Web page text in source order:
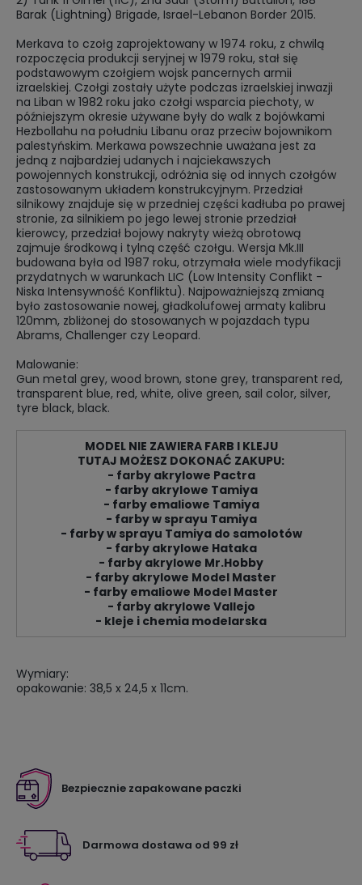
Barak (Lightning) Brigade, Israel-Lebanon Border 2015.
Merkava to czołg zaprojektowany w 1974 roku, z chwilą
rozpoczęcia produkcji seryjnej w 1979 roku, stał się
podstawowym czołgiem wojsk pancernych armii
izraelskiej. Czołgi zostały użyte podczas izraelskiej inwazji
na Liban w 1982 roku jako czołgi wsparcia piechoty, w
późniejszym okresie używane były do walk z bojówkami
Hezbollahu na południu Libanu oraz przeciw bojownikom
palestyńskim. Merkawa powszechnie uważana jest za
jedną z najbardziej udanych i najciekawszych
powojennych konstrukcji, odróżnia się od innych czołgów
zastosowanym układem konstrukcyjnym. Przedział
silnikowy znajduje się w przedniej części kadłuba po prawej
stronie, za silnikiem po jego lewej stronie przedział
kierowcy, przedział bojowy nakryty wieżą obrotową
zajmuje środkową i tylną część czołgu. Wersja Mk.III
budowana była od 1987 roku, otrzymała wiele modyfikacji
przydatnych w warunkach LIC (Low Intensity Conflikt -
Niska Intensywność Konfliktu). Najpoważniejszą zmianą
było zastosowanie nowej, gładkolufowej armaty kalibru
120mm, zbliżonej do stosowanych w pojazdach typu
Abrams, Challenger czy Leopard.
Malowanie:
Gun metal grey, wood brown, stone grey, transparent red,
transparent blue, red, white, olive green, sail color, silver,
tyre black, black.
MODEL NIE ZAWIERA FARB I KLEJU
TUTAJ MOŻESZ DOKONAĆ ZAKUPU:
- farby akrylowe Pactra
- farby akrylowe Tamiya
- farby emaliowe Tamiya
- farby w sprayu Tamiya
- farby w sprayu Tamiya do samolotów
- farby akrylowe Hataka
- farby akrylowe Mr.Hobby
- farby akrylowe Model Master
- farby emaliowe Model Master
- farby akrylowe Vallejo
- kleje i chemia modelarska
Wymiary:
opakowanie: 38,5 x 24,5 x 11cm.
Bezpiecznie zapakowane paczki
Darmowa dostawa od 99 zł